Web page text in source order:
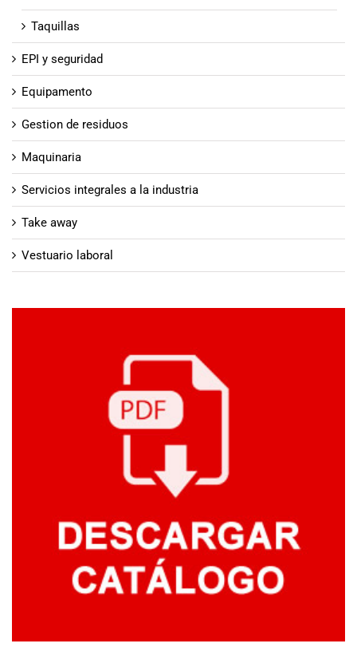
Taquillas
EPI y seguridad
Equipamento
Gestion de residuos
Maquinaria
Servicios integrales a la industria
Take away
Vestuario laboral